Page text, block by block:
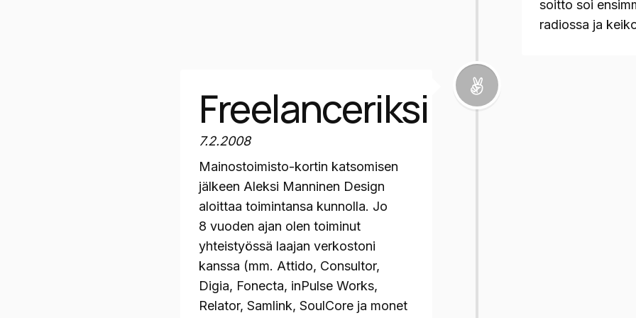
soitto soi
radiossa ja
Freelanceriksi
7.2.2008
Mainostoimisto-kortin katsomisen
jälkeen Aleksi Manninen Design
aloittaa toimintansa kunnolla. Jo
8 vuoden ajan olen toiminut
yhteistyössä laajan verkostoni
kanssa (mm. Attido, Consultor,
Digia, Fonecta, inPulse Works,
Relator, Samlink, SoulCore ja monet